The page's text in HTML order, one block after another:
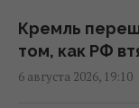
Нацбанк
официальный
Кремль
том, как РФ
6 августа 2026, 19:10